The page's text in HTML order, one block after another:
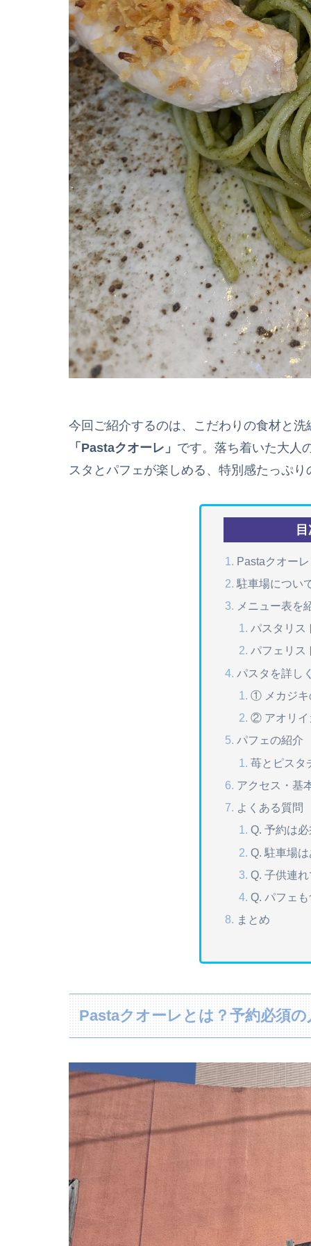
今回ご紹介するのは、こだわりの食材と
「Pastaクオーレ」 です。落ち着いた大人
スタとパフェが楽しめる、特別感たっぷり
Pastaクオー
駐車場につい
メニュー表を
パスタリス
パフェリス
パスタを詳し
① メカジキ
② アオリイ
パフェの紹介
苺とピスタ
アクセス・基
よくある質問
Q. 予約は
Q. 駐車場
Q. 子供連
Q. パフェ
まとめ
Pastaクオーレとは？予約必須の